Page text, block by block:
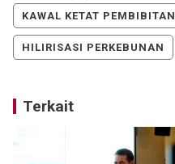
KAWAL KETAT PEMBIBITAN
HILIRISASI PERKEBUNAN
Terkait